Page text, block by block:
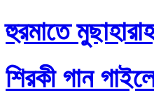
হুরমাতে
শিরকী গান